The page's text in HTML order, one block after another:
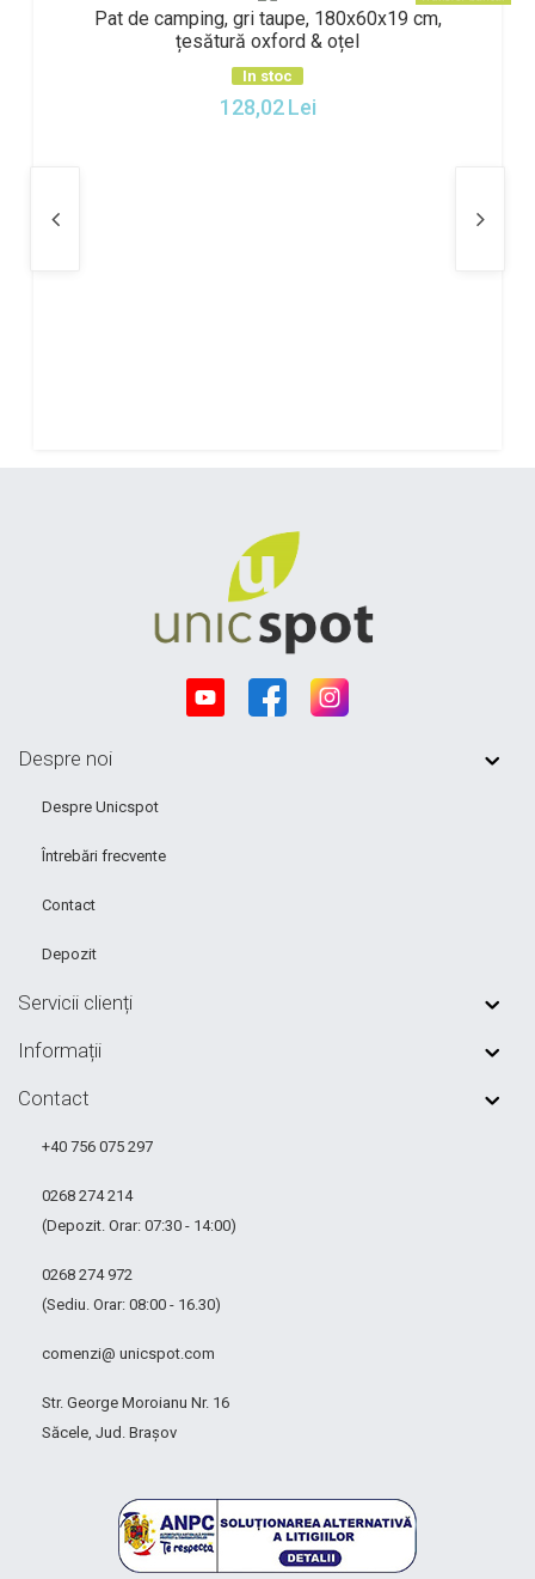
Pat de camping, gri taupe, 180x60x19 cm,
țesătură oxford & oțel
In stoc
128,02 Lei
Despre noi
Despre Unicspot
Întrebări frecvente
Contact
Depozit
Servicii clienți
Informații
Contact
+40 756 075 297
0268 274 214
(Depozit. Orar: 07:30 - 14:00)
0268 274 972
(Sediu. Orar: 08:00 - 16.30)
comenzi@ unicspot.com
Str. George Moroianu Nr. 16
Săcele, Jud. Brașov